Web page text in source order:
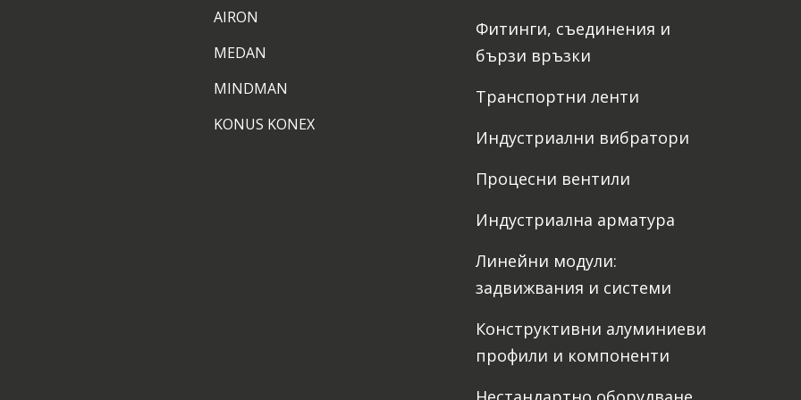
AIRON
MEDAN
MINDMAN
KONUS KONEX
Фитинги, съединения и
бързи връзки
Транспортни ленти
Индустриални вибратори
Процесни вентили
Индустриална арматура
Линейни модули:
задвижвания и системи
Конструктивни алуминиеви
профили и компоненти